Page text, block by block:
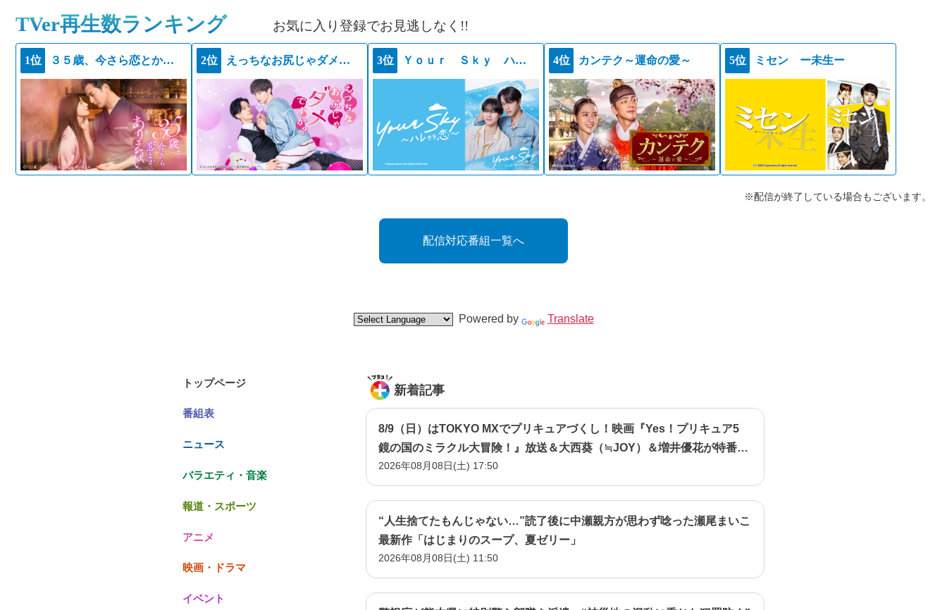
TVer再生数ランキング お気に入り登録でお見逃しなく!!
1位 ３５歳、今さら恋とかありえない 2位 えっちなお尻じゃダメですか？ 3位 Ｙｏｕｒ Ｓｋｙ ハレのち恋 4位 カンテク～運命の愛～ 5位 ミセン ー未生ー
※配信が終了している場合もございます。
配信対応番組一覧へ
Powered by Translate
トップページ
番組表
ニュース
バラエティ・音楽
報道・スポーツ
アニメ
映画・ドラマ
イベント
新着記事
8/9（日）はTOKYO MXでプリキュアづくし！映画『Yes！プリキュア5
鏡の国のミラクル大冒険！』放送＆大西葵（≒JOY）＆増井優花が特番で
『名探偵プリキュア！』イベント潜入！
2026年08月08日(土) 17:50
“人生捨てたもんじゃない…”読了後に中瀬親方が思わず唸った瀬尾まいこ
最新作「はじまりのスープ、夏ゼリー」
2026年08月08日(土) 11:50